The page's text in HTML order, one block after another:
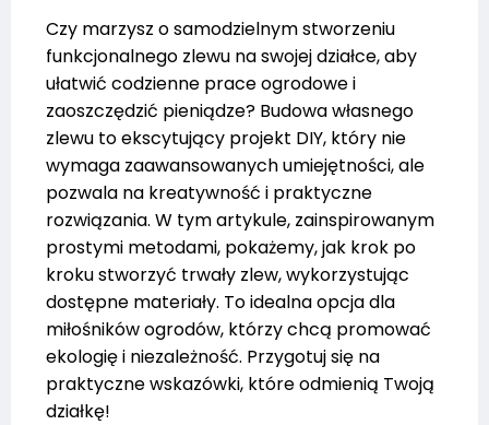
Czy marzysz o samodzielnym stworzeniu
funkcjonalnego zlewu na swojej działce, aby
ułatwić codzienne prace ogrodowe i
zaoszczędzić pieniądze? Budowa własnego
zlewu to ekscytujący projekt DIY, który nie
wymaga zaawansowanych umiejętności, ale
pozwala na kreatywność i praktyczne
rozwiązania. W tym artykule, zainspirowanym
prostymi metodami, pokażemy, jak krok po
kroku stworzyć trwały zlew, wykorzystując
dostępne materiały. To idealna opcja dla
miłośników ogrodów, którzy chcą promować
ekologię i niezależność. Przygotuj się na
praktyczne wskazówki, które odmienią Twoją
działkę!